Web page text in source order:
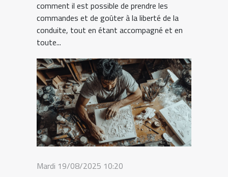
comment il est possible de prendre les
commandes et de goûter à la liberté de la
conduite, tout en étant accompagné et en
toute...
Mardi 19/08/2025 10:20